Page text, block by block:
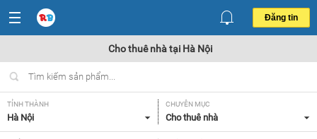
Đăng tin
Cho thuê nhà tại Hà Nội
TỈNH THÀNH
Hà Nội
CHUYÊN MỤC
Cho thuê nhà